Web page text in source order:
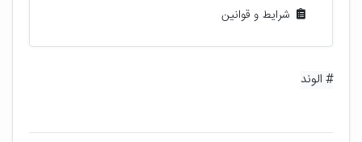
شرایط و قوانین
# الوند